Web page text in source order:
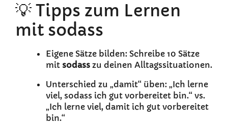
💡 Tipps zum Lernen
mit sodass
Eigene Sätze bilden: Schreibe 10 Sätze
mit sodass zu deinen Alltagssituationen.
Unterschied zu „damit“ üben: „Ich lerne
viel, sodass ich gut vorbereitet bin.“ vs.
„Ich lerne viel, damit ich gut vorbereitet
bin.“